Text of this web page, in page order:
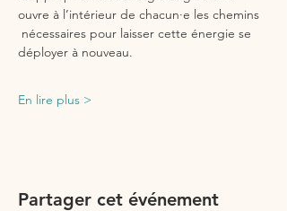
ouvre à l’intérieur de chacun·e les chemins
nécessaires pour laisser cette énergie se
déployer à nouveau.
En lire plus >
Partager cet événement